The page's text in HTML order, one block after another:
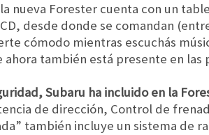
nueva Forester cuenta con un
desde donde se comandan
cómodo mientras escuchás
también está presente en las
Subaru ha incluido en la
de dirección, Control de
también incluye un sistema de